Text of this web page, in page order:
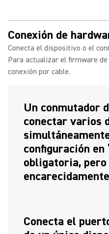
Conexión de
Conecta el dispositivo o el
Para actualizar el firmware
conexión por cable.
Un conmutador
conectar varios
configuración en
obligatoria,
Conecta el